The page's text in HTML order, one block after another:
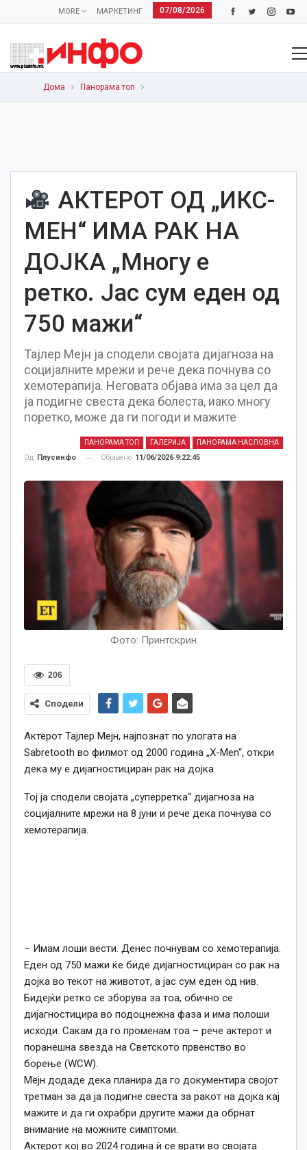
07/08/2026
МАРКЕТИНГ
MORE
Дома Панорама топ
АКТЕРОТ ОД „ИКС-
МЕН“ ИМА РАК НА
ДОЈКА „Многу е
ретко. Јас сум еден од
750 мажи“
Тајлер Мејн ја сподели својата дијагноза на
социјалните мрежи и рече дека почнува со
хемотерапија. Неговата објава има за цел да
ја подигне свеста дека болеста, иако многу
поретко, може да ги погоди и мажите
ПАНОРАМА ТОП ГАЛЕРИЈА ПАНОРАМА НАСЛОВНА
Од Плусинфо Објавено 11/06/2026 9:22:45
Фото: Принтскрин
206
Сподели
Актерот Тајлер Мејн, најпознат по улогата на
Sabretooth во филмот од 2000 година „X-Men“, откри
дека му е дијагностициран рак на дојка.
Тој ја сподели својата „суперретка“ дијагноза на
социјалните мрежи на 8 јуни и рече дека почнува со
хемотерапија.
– Имам лоши вести. Денес почнувам со хемотерапија.
Еден од 750 мажи ќе биде дијагностициран со рак на
дојка во текот на животот, а јас сум еден од нив.
Бидејќи ретко се зборува за тоа, обично се
дијагностицира во подоцнежна фаза и има полоши
исходи. Сакам да го променам тоа – рече актерот и
поранешна ѕвезда на Светското првенство во
борење (WCW).
Мејн додаде дека планира да го документира својот
третман за да ја подигне свеста за ракот на дојка кај
мажите и да ги охрабри другите мажи да обрнат
внимание на можните симптоми.
Актерот кој во 2024 година ѝ се врати во својата